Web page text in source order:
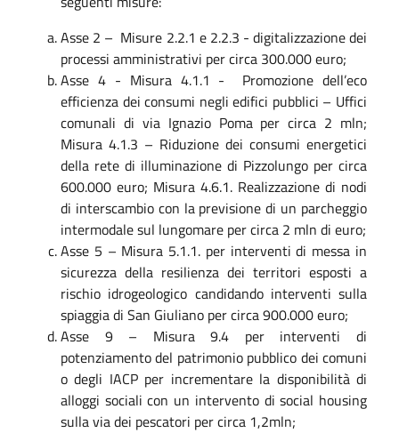
Asse 2 – Misure 2.2.1 e 2.2.3 - digitalizzazione dei
processi amministrativi per circa 300.000 euro;
Asse 4 - Misura 4.1.1 - Promozione dell’eco
efficienza dei consumi negli edifici pubblici – Uffici
comunali di via Ignazio Poma per circa 2 mln;
Misura 4.1.3 – Riduzione dei consumi energetici
della rete di illuminazione di Pizzolungo per circa
600.000 euro; Misura 4.6.1. Realizzazione di nodi
di interscambio con la previsione di un parcheggio
intermodale sul lungomare per circa 2 mln di euro;
Asse 5 – Misura 5.1.1. per interventi di messa in
sicurezza della resilienza dei territori esposti a
rischio idrogeologico candidando interventi sulla
spiaggia di San Giuliano per circa 900.000 euro;
Asse 9 – Misura 9.4 per interventi di
potenziamento del patrimonio pubblico dei comuni
o degli IACP per incrementare la disponibilità di
alloggi sociali con un intervento di social housing
sulla via dei pescatori per circa 1,2mln;